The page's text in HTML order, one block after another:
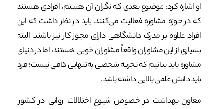
او اشاره کرد: موضوع بعدی که نگران آن هستم، افرادی هستند
که در حوزه مشاوره فعالیت می‌کنند. باید در نظر داشت که این
افراد علاوه بر مدرک دانشگاهی دارای مجوز کار نیز باشند. البته
بسیاری از این مشاوران واقعاً مشاوران خوبی هستند، اما در دنیای
مشاوره باید بدانیم که تجربه شخصی به‌تنهایی کافی نیست؛ فرد
باید دانش علمی بالایی داشته باشد.
معاون بهداشت در خصوص شیوع اختلالات روانی در کشور،